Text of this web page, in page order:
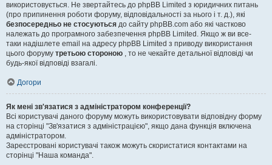
використовується. Не звертайтесь до phpBB Limited з юридичних питань
(про припинення роботи форуму, відповідальності за нього і т. д.), які
безпосередньо не стосуються до сайту phpBB.com або які частково
належать до програмного забезпечення phpBB Limited. Якщо ж ви все-
таки надішлете email на адресу phpBB Limited з приводу використання
цього форуму третьою стороною , то не чекайте детальної відповіді чи
будь-якої відповіді взагалі.
Догори
Як мені зв'язатися з адміністратором конференції?
Всі користувачі даного форуму можуть використовувати відповідну форму
на сторінці "Зв'язатися з адміністрацією", якщо дана функція включена
адміністратором.
Зареєстровані користувачі також можуть скористатися контактами на
сторінці "Наша команда".